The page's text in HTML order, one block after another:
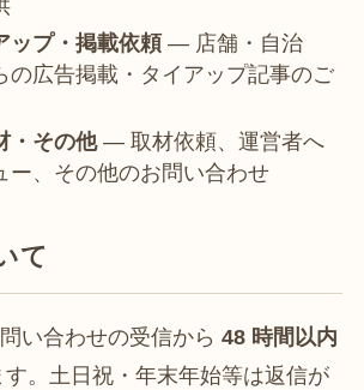
ップ・掲載依頼— 店舗・自治
の広告掲載・タイアップ記事のご
・その他— 取材依頼、運営者へ
ー、その他のお問い合わせ
て
い合わせの受信から 48 時間以内
。土日祝・年末年始等は返信が